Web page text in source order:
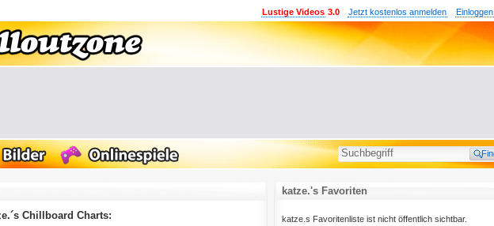
Einloggen
Jetzt kostenlos anmelden
Lustige Videos 3.0
Chillboard Charts:
katze.'s Favoriten
katze.s Favoritenliste ist nicht öffentlich sichtbar.